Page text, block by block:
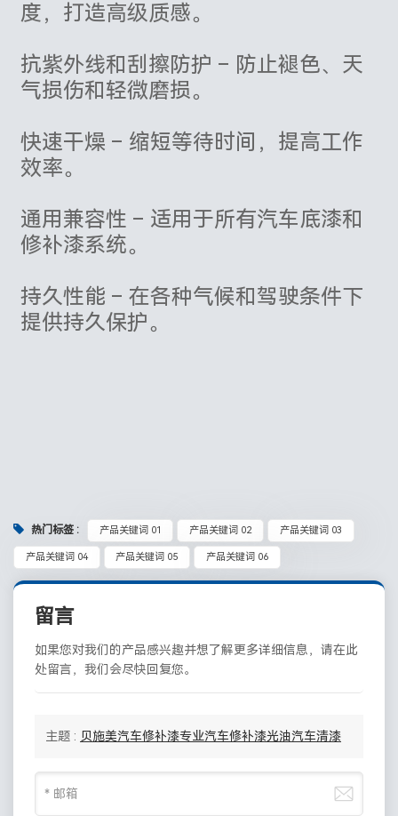
度，打造高级质感。
抗紫外线和刮擦防护 – 防止褪色、天
气损伤和轻微磨损。
快速干燥 – 缩短等待时间，提高工作
效率。
通用兼容性 – 适用于所有汽车底漆和
修补漆系统。
持久性能 – 在各种气候和驾驶条件下
提供持久保护。
热门标签 : 产品关键词 01 产品关键词 02 产品关键词 03
产品关键词 04 产品关键词 05 产品关键词 06
留言
如果您对我们的产品感兴趣并想了解更多详细信息，请在此
处留言，我们会尽快回复您。
主题 : 贝施美汽车修补漆专业汽车修补漆光油汽车清漆